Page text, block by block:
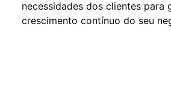
necessidades dos clientes para
crescimento contínuo do seu